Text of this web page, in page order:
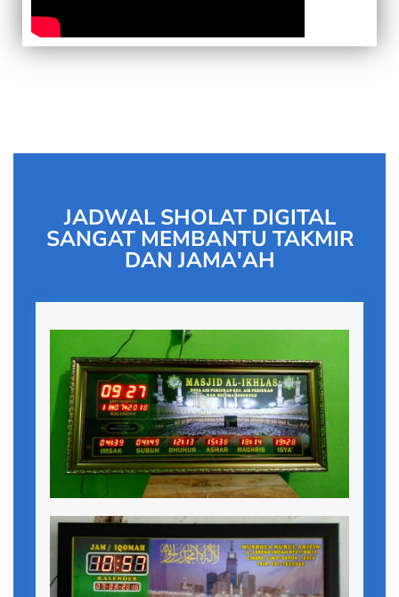
JADWAL SHOLAT DIGITAL
SANGAT MEMBANTU TAKMIR
DAN JAMA'AH